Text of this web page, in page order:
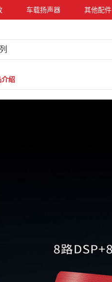
车载扬声器 其他配件
介绍